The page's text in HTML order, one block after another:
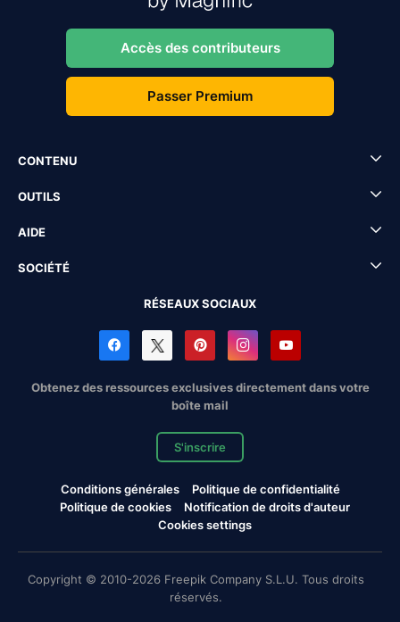
Accès des contributeurs
Passer Premium
CONTENU
OUTILS
AIDE
SOCIÉTÉ
RÉSEAUX SOCIAUX
Obtenez des ressources exclusives directement dans votre
boîte mail
S'inscrire
Conditions générales
Politique de confidentialité
Politique de cookies
Notification de droits d'auteur
Cookies settings
Copyright © 2010-2026 Freepik Company S.L.U. Tous droits
réservés.